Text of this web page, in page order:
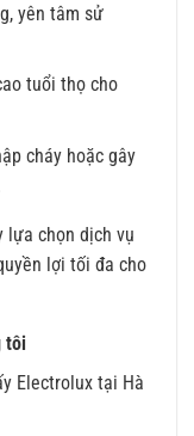
yên tâm sử
tuổi thọ cho
cháy hoặc gây
lựa chọn dịch vụ
lợi tối đa cho
tôi
Electrolux tại Hà